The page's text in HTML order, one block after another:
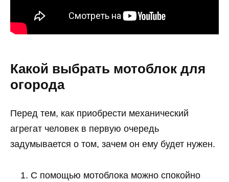
Какой выбрать мотоблок для
огорода
Перед тем, как приобрести механический
агрегат человек в первую очередь
задумывается о том, зачем он ему будет нужен.
С помощью мотоблока можно спокойно